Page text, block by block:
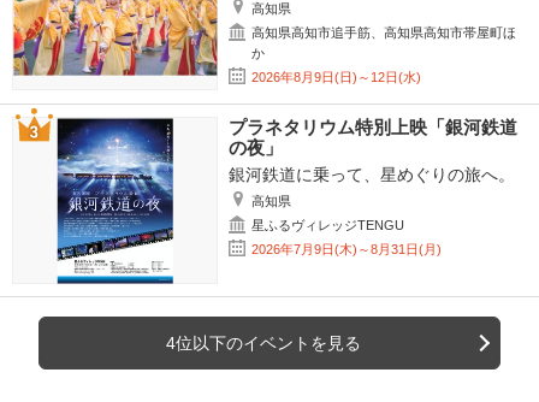
高知県
高知県高知市追手筋、高知県高知市帯屋町ほ
か
2026年8月9日(日)～12日(水)
プラネタリウム特別上映「銀河鉄道
の夜」
銀河鉄道に乗って、星めぐりの旅へ。
高知県
星ふるヴィレッジTENGU
2026年7月9日(木)～8月31日(月)
4位以下のイベントを見る